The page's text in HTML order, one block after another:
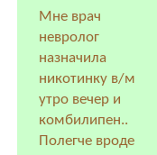
Мне врач
невролог
назначила
никотинку в/м
утро вечер и
комбилипен..
Полегче вроде